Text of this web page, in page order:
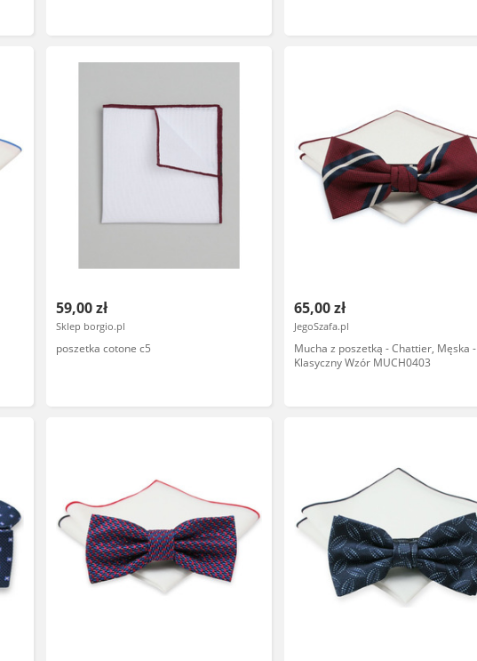
59,00 zł
Sklep borgio.pl
poszetka cotone c5
65,00 zł
JegoSzafa.pl
Mucha z poszetką - Chattier, Męska -
Klasyczny Wzór MUCH0403